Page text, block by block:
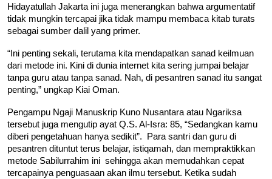
Hidayatullah Jakarta ini juga menerangkan bahwa argumentatif
tidak mungkin tercapai jika tidak mampu membaca kitab turats
sebagai sumber dalil yang primer.
“Ini penting sekali, terutama kita mendapatkan sanad keilmuan
dari metode ini. Kini di dunia internet kita sering jumpai belajar
tanpa guru atau tanpa sanad. Nah, di pesantren sanad itu sangat
penting,” ungkap Kiai Oman.
Pengampu Ngaji Manuskrip Kuno Nusantara atau Ngariksa
tersebut juga mengutip ayat Q.S. Al-Isra: 85, “Sedangkan kamu
diberi pengetahuan hanya sedikit”.  Para santri dan guru di
pesantren dituntut terus belajar, istiqamah, dan mempraktikkan
metode Sabilurrahim ini  sehingga akan memudahkan cepat
tercapainya penguasaan akan ilmu tersebut. Ketika sudah